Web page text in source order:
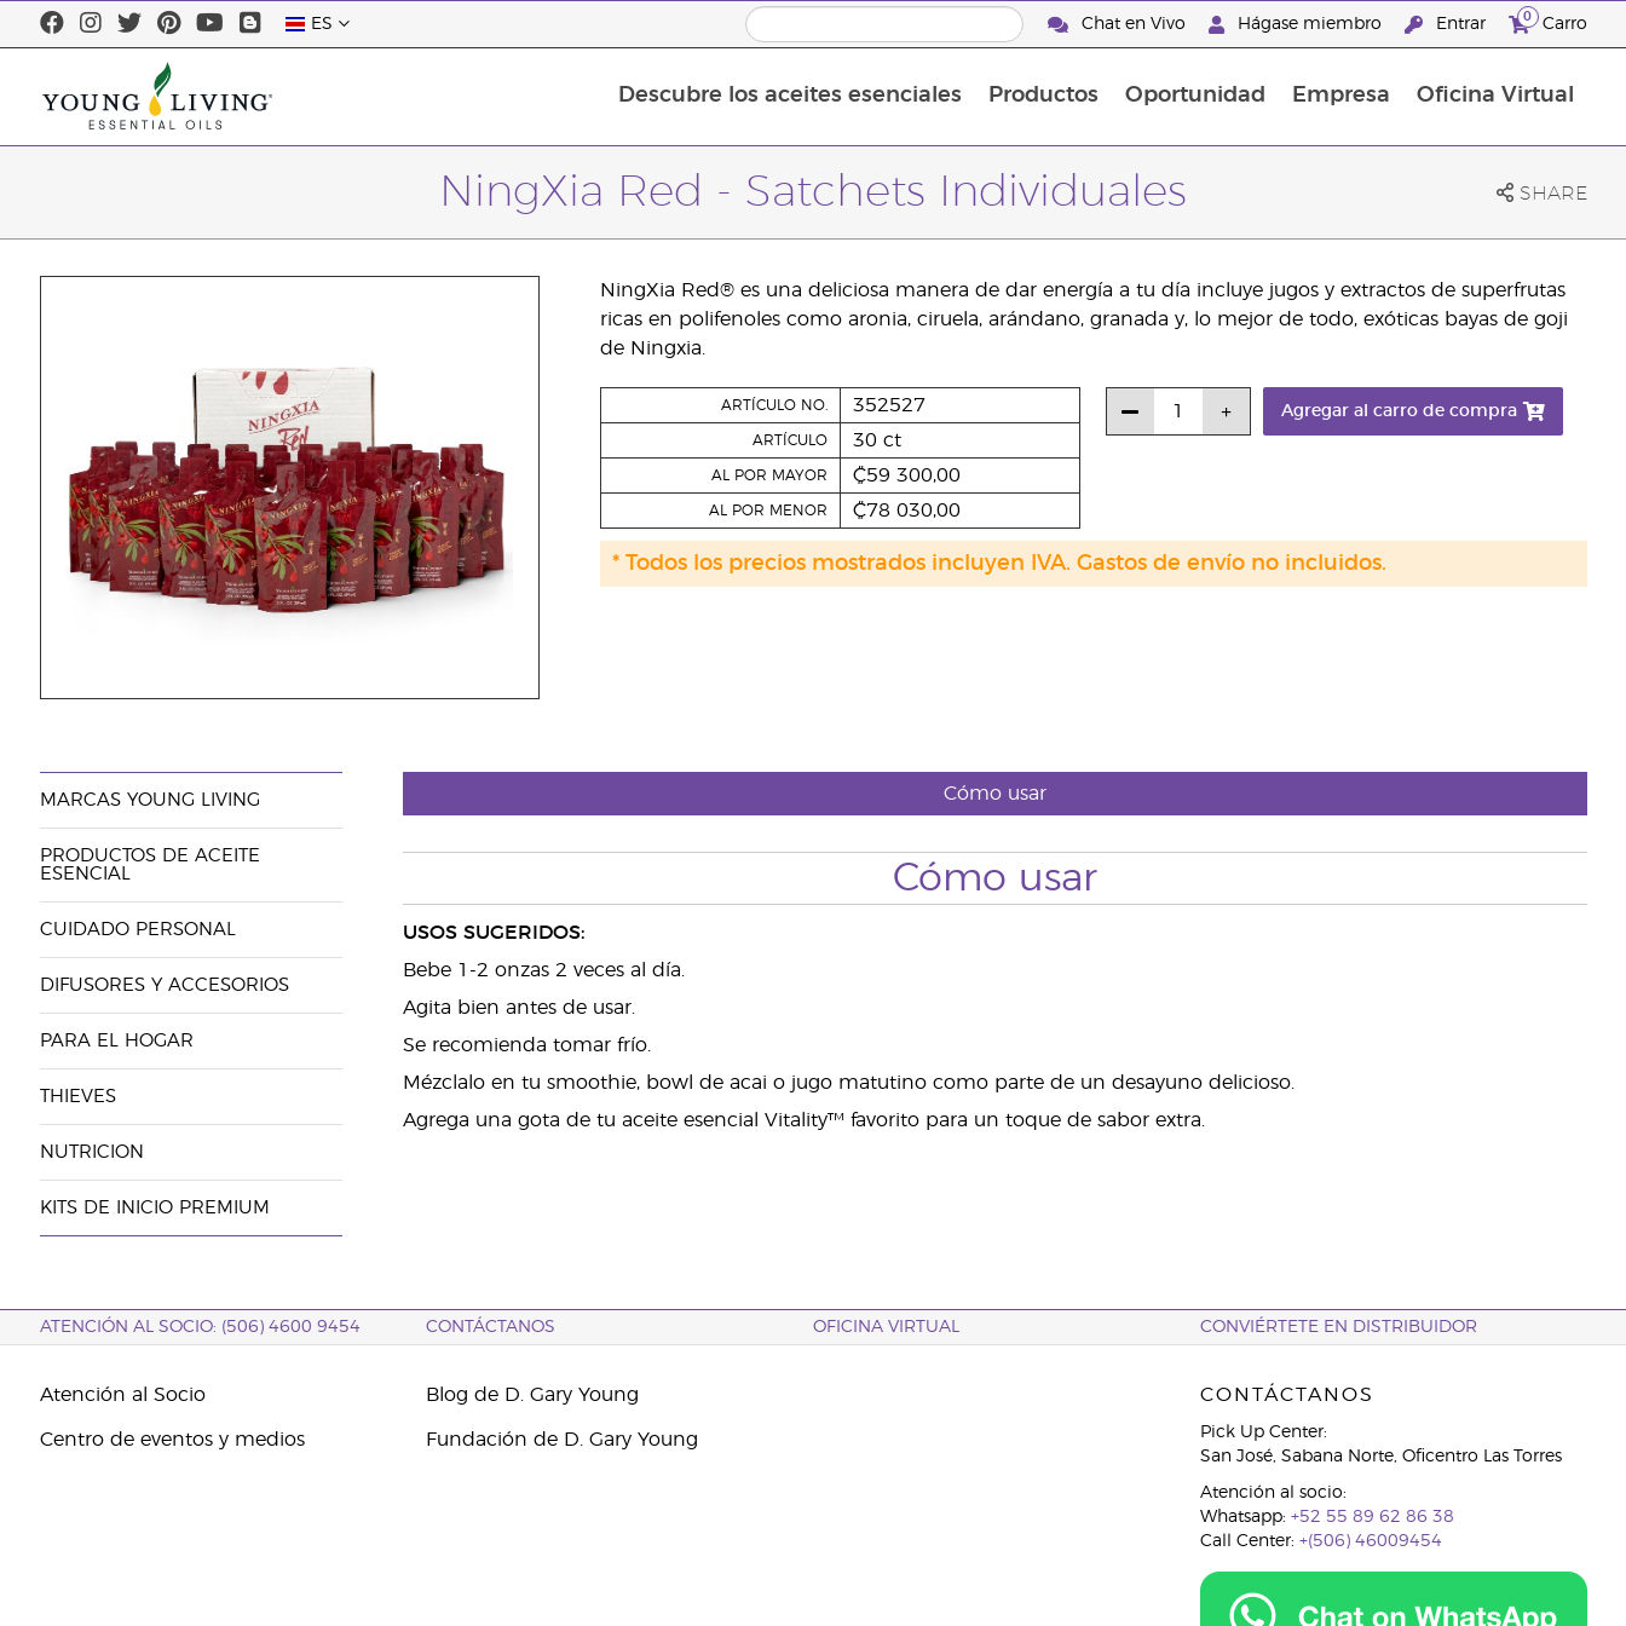
ES Chat en Vivo Hágase miembro Entrar 0 Carro
Descubre los aceites esenciales Productos Oportunidad Empresa Oficina Virtual
NingXia Red - Satchets Individuales SHARE
NingXia Red® es una deliciosa manera de dar energía a tu día incluye jugos y extractos de superfrutas
ricas en polifenoles como aronia, ciruela, arándano, granada y, lo mejor de todo, exóticas bayas de goji
de Ningxia.
ARTÍCULO NO. 352527
ARTÍCULO 30 ct
AL POR MAYOR ₡59 300,00
AL POR MENOR ₡78 030,00
Agregar al carro de compra
* Todos los precios mostrados incluyen IVA. Gastos de envío no incluidos.
MARCAS YOUNG LIVING
PRODUCTOS DE ACEITE
ESENCIAL
CUIDADO PERSONAL
DIFUSORES Y ACCESORIOS
PARA EL HOGAR
THIEVES
NUTRICION
KITS DE INICIO PREMIUM
Cómo usar
Cómo usar
USOS SUGERIDOS:
Bebe 1-2 onzas 2 veces al día.
Agita bien antes de usar.
Se recomienda tomar frío.
Mézclalo en tu smoothie, bowl de acai o jugo matutino como parte de un desayuno delicioso.
Agrega una gota de tu aceite esencial Vitality™ favorito para un toque de sabor extra.
ATENCIÓN AL SOCIO: (506) 4600 9454 CONTÁCTANOS OFICINA VIRTUAL CONVIÉRTETE EN DISTRIBUIDOR
Atención al Socio
Centro de eventos y medios
Blog de D. Gary Young
Fundación de D. Gary Young
CONTÁCTANOS
Pick Up Center:
San José, Sabana Norte, Oficentro Las Torres
Atención al socio:
Whatsapp: +52 55 89 62 86 38
Call Center: +(506) 46009454